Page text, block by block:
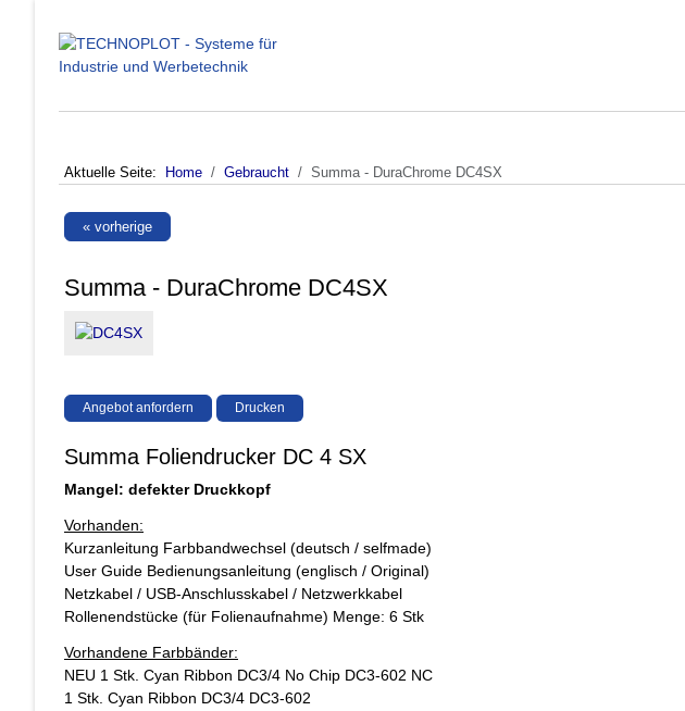
Aktuelle Seite: Home Gebraucht Summa - DuraChrome DC4SX
« vorherige
Summa - DuraChrome DC4SX
Angebot anfordern Drucken
Summa Foliendrucker DC 4 SX
Mangel: defekter Druckkopf
Vorhanden:
Kurzanleitung Farbbandwechsel (deutsch / selfmade)
User Guide Bedienungsanleitung (englisch / Original)
Netzkabel / USB-Anschlusskabel / Netzwerkkabel
Rollenendstücke (für Folienaufnahme) Menge: 6 Stk
Vorhandene Farbbänder:
NEU 1 Stk. Cyan Ribbon DC3/4 No Chip DC3-602 NC
1 Stk. Cyan Ribbon DC3/4 DC3-602